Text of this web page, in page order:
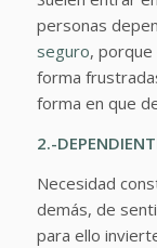
personas
seguro,
forma
forma en que
2.-
Necesidad
demás, de
para ello